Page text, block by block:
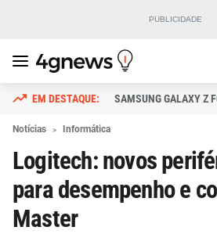
SAMSUNG GALAXY Z
Notícias Informática
Logitech: novos
para desempenho e
Master